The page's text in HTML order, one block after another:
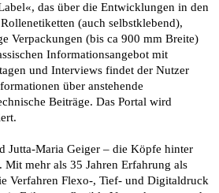
das über die Entwicklungen in den
(auch selbstklebend),
Verpackungen (bis ca 900 mm Breite)
Informationsangebot mit
und Interviews findet der Nutzer
über anstehende
Beiträge. Das Portal wird
Jutta-Maria Geiger – die Köpfe hinter
mehr als 35 Jahren Erfahrung als
Verfahren Flexo-, Tief- und Digitaldruck